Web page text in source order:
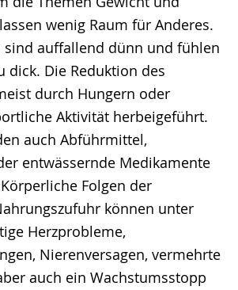
wenig Raum für Anderes.
sind auffallend dünn und fühlen
dick. Die Reduktion des
durch Hungern oder
Aktivität herbeigeführt.
auch Abführmittel,
entwässernde Medikamente
Folgen der
können unter
Herzprobleme,
Nierenversagen, vermehrte
auch ein Wachstumsstopp